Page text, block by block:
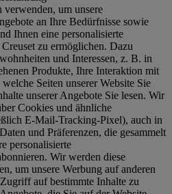
um unsere
an Ihre Bedürfnisse sowie
Ihnen eine personalisierte
zu ermöglichen. Dazu
und Interessen, z. B. in
Produkte, Ihre Interaktion mit
Seiten unserer Website Sie
unserer Angebote Sie lesen. Wir
Cookies und ähnliche
E-Mail-Tracking-Pixel), auch in
und Präferenzen, die gesammelt
personalisierte
Wir werden diese
um unsere Werbung auf anderen
auf bestimmte Inhalte zu